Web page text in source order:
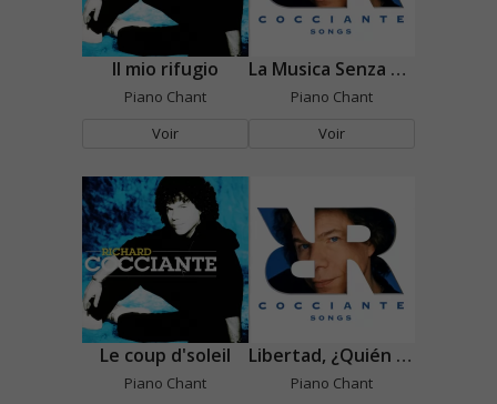
Il mio rifugio
Piano Chant
Voir
La Musica Senza Perché
Piano Chant
Voir
Le coup d'soleil
Piano Chant
Libertad, ¿Quién Eres Tú?
Piano Chant